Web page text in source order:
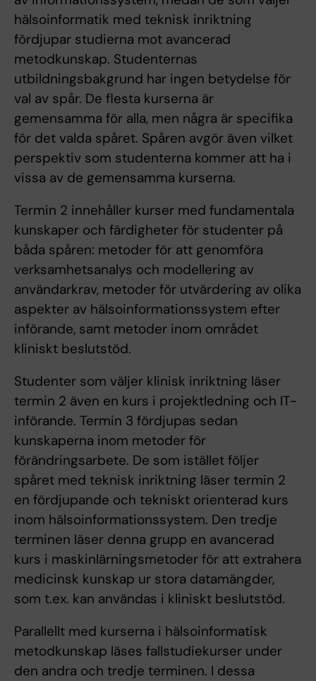
hälsoinformatik med teknisk inriktning
fördjupar studierna mot avancerad
metodkunskap. Studenternas
utbildningsbakgrund har ingen betydelse för
val av spår. De flesta kurserna är
gemensamma för alla, men några är specifika
för det valda spåret. Spåren avgör även vilket
perspektiv som studenterna kommer att ha i
vissa av de gemensamma kurserna.
Termin 2 innehåller kurser med fundamentala
kunskaper och färdigheter för studenter på
båda spåren: metoder för att genomföra
verksamhetsanalys och modellering av
användarkrav, metoder för utvärdering av olika
aspekter av hälsoinformationssystem efter
införande, samt metoder inom området
kliniskt beslutstöd.
Studenter som väljer klinisk inriktning läser
termin 2 även en kurs i projektledning och IT-
införande. Termin 3 fördjupas sedan
kunskaperna inom metoder för
förändringsarbete. De som istället följer
spåret med teknisk inriktning läser termin 2
en fördjupande och tekniskt orienterad kurs
inom hälsoinformationssystem. Den tredje
terminen läser denna grupp en avancerad
kurs i maskinlärningsmetoder för att extrahera
medicinsk kunskap ur stora datamängder,
som t.ex. kan användas i kliniskt beslutstöd.
Parallellt med kurserna i hälsoinformatisk
metodkunskap läses fallstudiekurser under
den andra och tredje terminen. I dessa